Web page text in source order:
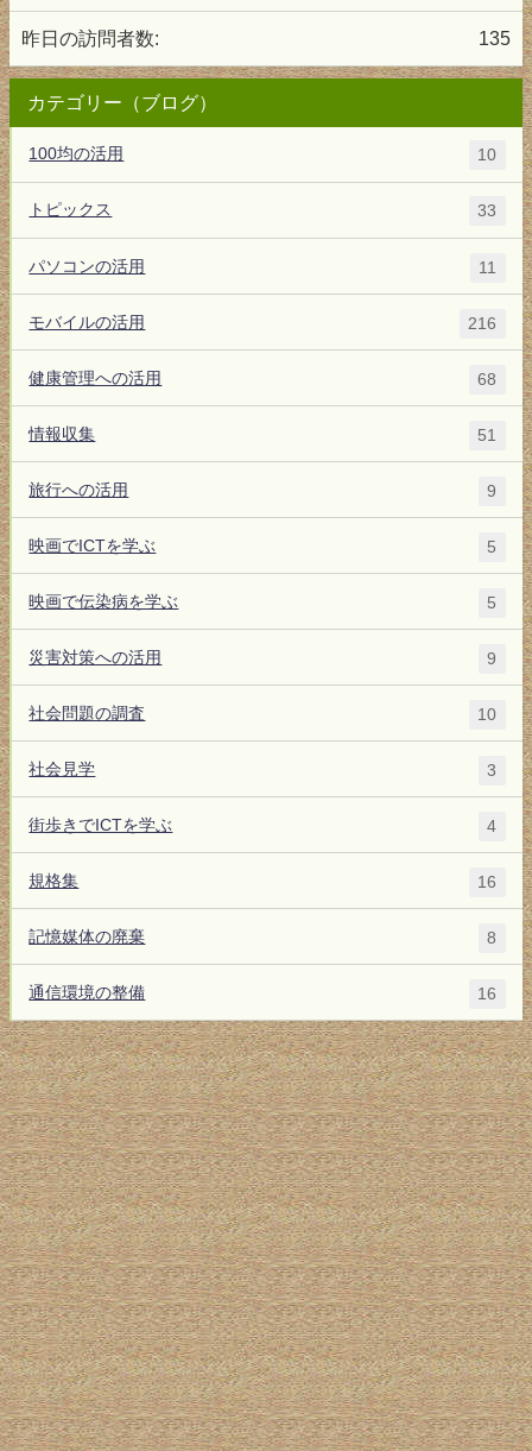
135
昨日の訪問者数:
カテゴリー（ブログ）
100均の活用 10
トピックス 33
パソコンの活用 11
モバイルの活用 216
健康管理への活用 68
情報収集 51
旅行への活用 9
映画でICTを学ぶ 5
映画で伝染病を学ぶ 5
災害対策への活用 9
社会問題の調査 10
社会見学 3
街歩きでICTを学ぶ 4
規格集 16
記憶媒体の廃棄 8
通信環境の整備 16